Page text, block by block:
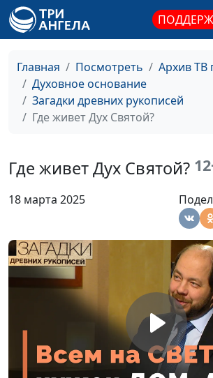
Главная Посмотреть
Архив ТВ
Духовное основание
Загадки древних рукописей
Где живет Дух Святой?
Где живет Дух Святой?
18 марта 2025
Библию?
филолог,
Олег
историк,
Находка
тысячелетия:
древние рукописи
Александр
Египетские
дешифровки
Александр
филолог,
Олег
историк,
Клинопись: тайны
Александр
филолог,
Олег